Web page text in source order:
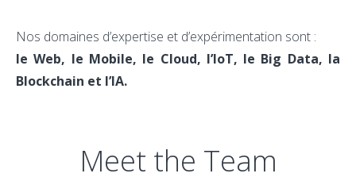
Nos domaines d’expertise et d’expérimentation sont :
le Web, le Mobile, le Cloud, l’IoT, le Big Data, la
Blockchain et l’IA.
Meet the Team